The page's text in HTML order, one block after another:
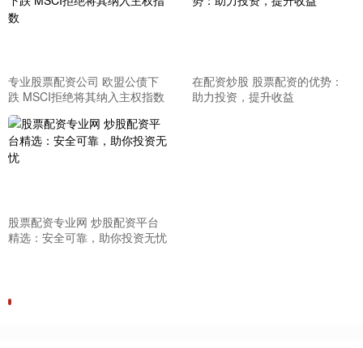
专业股票配资公司 欧盟公债下
跌 MSCI拒绝将其纳入主权指数
在配资炒股 股票配资的优势：
助力投资，提升收益
股票配资专业网 炒股配资平台
精选：安全可靠，助你投资无忧